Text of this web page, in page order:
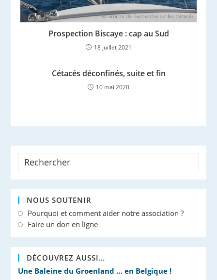
Prospection Biscaye : cap au Sud
18 juillet 2021
Cétacés déconfinés, suite et fin
10 mai 2020
NOUS SOUTENIR
Pourquoi et comment aider notre association ?
Faire un don en ligne
DÉCOUVREZ AUSSI…
Une Baleine du Groenland … en Belgique !